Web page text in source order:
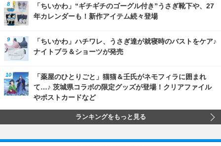
「ちいかわ」“ギチギチのゴーグル付き”うさぎ靴下や、27
年カレンダーも！新作アイテム続々登場
「ちいかわ」ハチワレ、うさぎ達が就寝時のバストをケア♪
ナイトブラ＆ショーツが発売
「薬屋のひとりごと」猫猫＆壬氏がネモフィラに囲まれ
て…♪ 茨城県コラボの限定グッズが登場！クリアファイル
やポストカードなど
ランキングをもっと見る